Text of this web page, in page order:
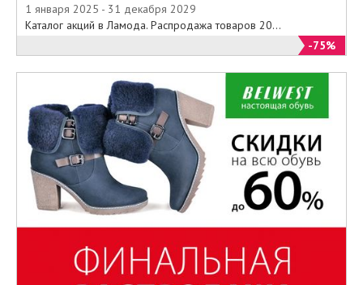
1 января 2025 - 31 декабря 2029
Каталог акций в Ламода. Распродажа товаров 20...
-75%